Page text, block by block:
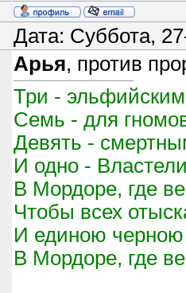
Дата: Суббота,
Арья, против
Три -
Семь - для
Девять -
И одно -
В Мордоре, где
Чтобы всех
И единою черною
В Мордоре, где